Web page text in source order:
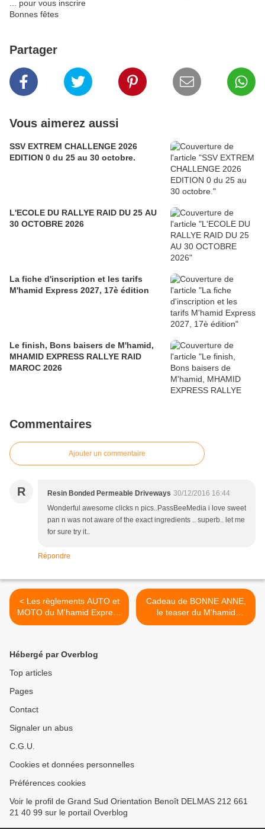
... pour vous inscrire
Bonnes fêtes
Partager
Vous aimerez aussi
SSV EXTREM CHALLENGE 2026
EDITION 0 du 25 au 30 octobre.
L'ECOLE DU RALLYE RAID DU 25 AU
30 OCTOBRE 2026
La fiche d'inscription et les tarifs
M'hamid Express 2027, 17è édition
Le finish, Bons baisers de M'hamid,
MHAMID EXPRESS RALLYE RAID
MAROC 2026
Commentaires
Ajouter un commentaire
R Resin Bonded Permeable Driveways 30/12/2016 16:44
Wonderful awesome clicks n pics..PassBeeMedia i love sweet
pan n was not aware of the exact ingredients .. superb.. let me
for sure try it..
Répondre
< Les règlements AUTO et
MOTO du M'hamid Express
2017, vos "IMAGES" et
janvier 2017
Cadeau de BONNE ANNE,
le teaser du M'hamid
Express 2017 et le parcours
Hébergé par Overblog
Top articles
Pages
Contact
Signaler un abus
C.G.U.
Cookies et données personnelles
Préférences cookies
Voir le profil de Grand Sud Orientation Benoît DELMAS 212 661
21 40 99 sur le portail Overblog